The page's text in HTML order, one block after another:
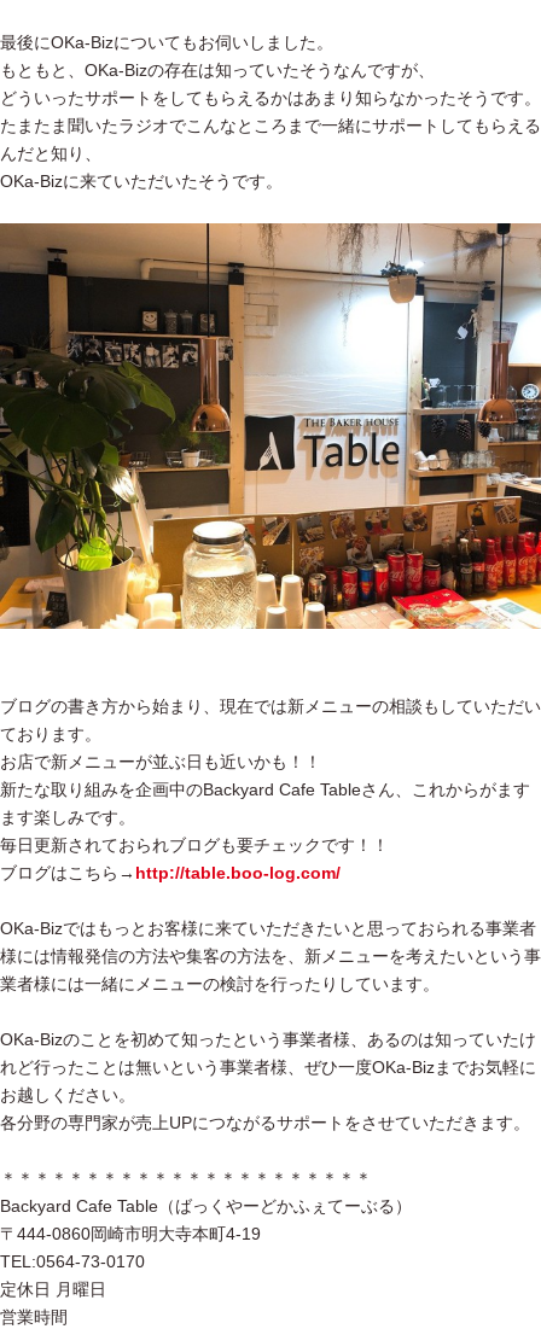
最後にOKa-Bizについてもお伺いしました。
もともと、OKa-Bizの存在は知っていたそうなんですが、
どういったサポートをしてもらえるかはあまり知らなかったそうです。
たまたま聞いたラジオでこんなところまで一緒にサポートしてもらえる
んだと知り、
OKa-Bizに来ていただいたそうです。
ブログの書き方から始まり、現在では新メニューの相談もしていただい
ております。
お店で新メニューが並ぶ日も近いかも！！
新たな取り組みを企画中のBackyard Cafe Tableさん、これからがます
ます楽しみです。
毎日更新されておられブログも要チェックです！！
ブログはこちら→ http://table.boo-log.com/
OKa-Bizではもっとお客様に来ていただきたいと思っておられる事業者
様には情報発信の方法や集客の方法を、新メニューを考えたいという事
業者様には一緒にメニューの検討を行ったりしています。
OKa-Bizのことを初めて知ったという事業者様、あるのは知っていたけ
れど行ったことは無いという事業者様、ぜひ一度OKa-Bizまでお気軽に
お越しください。
各分野の専門家が売上UPにつながるサポートをさせていただきます。
＊＊＊＊＊＊＊＊＊＊＊＊＊＊＊＊＊＊＊＊＊＊
Backyard Cafe Table（ばっくやーどかふぇてーぶる）
〒444-0860岡崎市明大寺本町4-19
TEL:0564-73-0170
定休日 月曜日
営業時間